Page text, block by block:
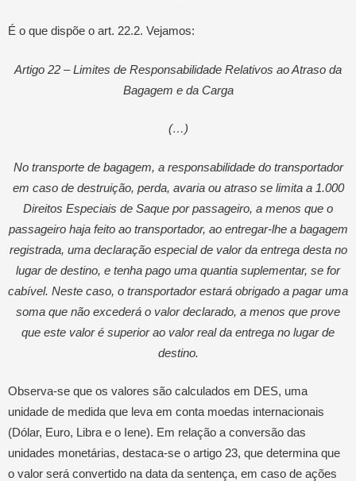
É o que dispõe o art. 22.2. Vejamos:
Artigo 22 – Limites de Responsabilidade Relativos ao Atraso da
Bagagem e da Carga
(…)
No transporte de bagagem, a responsabilidade do transportador
em caso de destruição, perda, avaria ou atraso se limita a 1.000
Direitos Especiais de Saque por passageiro, a menos que o
passageiro haja feito ao transportador, ao entregar-lhe a bagagem
registrada, uma declaração especial de valor da entrega desta no
lugar de destino, e tenha pago uma quantia suplementar, se for
cabível. Neste caso, o transportador estará obrigado a pagar uma
soma que não excederá o valor declarado, a menos que prove
que este valor é superior ao valor real da entrega no lugar de
destino.
Observa-se que os valores são calculados em DES, uma
unidade de medida que leva em conta moedas internacionais
(Dólar, Euro, Libra e o Iene). Em relação a conversão das
unidades monetárias, destaca-se o artigo 23, que determina que
o valor será convertido na data da sentença, em caso de ações